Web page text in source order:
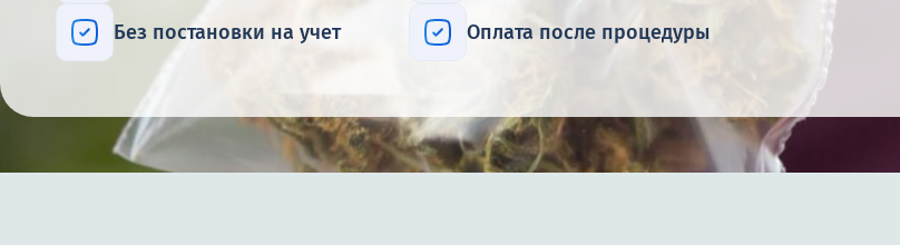
Без постановки на учет
Оплата после процедуры